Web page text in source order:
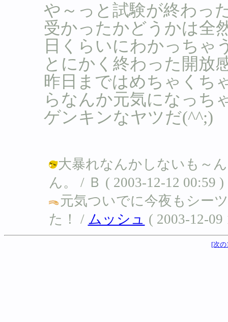
や～っと試験が終わっ
受かったかどうかは全
日くらいにわかっちゃ
とにかく終わった開放
昨日まではめちゃくち
らなんか元気になっち
ゲンキンなヤツだ(^^;)
大暴れなんかしないも～
ん。 / Ｂ ( 2003-12-12 00:59 )
元気ついでに今夜もシー
た！ / ムッシュ ( 2003-12-09
[次